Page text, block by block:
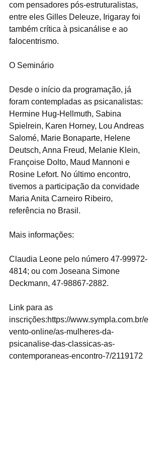
com pensadores pós-estruturalistas,
entre eles Gilles Deleuze, Irigaray foi
também crítica à psicanálise e ao
falocentrismo.
O Seminário
Desde o início da programação, já
foram contempladas as psicanalistas:
Hermine Hug-Hellmuth, Sabina
Spielrein, Karen Horney, Lou Andreas
Salomé, Marie Bonaparte, Helene
Deutsch, Anna Freud, Melanie Klein,
Françoise Dolto, Maud Mannoni e
Rosine Lefort. No último encontro,
tivemos a participação da convidade
Maria Anita Carneiro Ribeiro,
referência no Brasil.
Mais informações:
Claudia Leone pelo número 47-99972-
4814; ou com Joseana Simone
Deckmann, 47-98867-2882.
Link para as
inscrições:https://www.sympla.com.br/e
vento-online/as-mulheres-da-
psicanalise-das-classicas-as-
contemporaneas-encontro-7/2119172